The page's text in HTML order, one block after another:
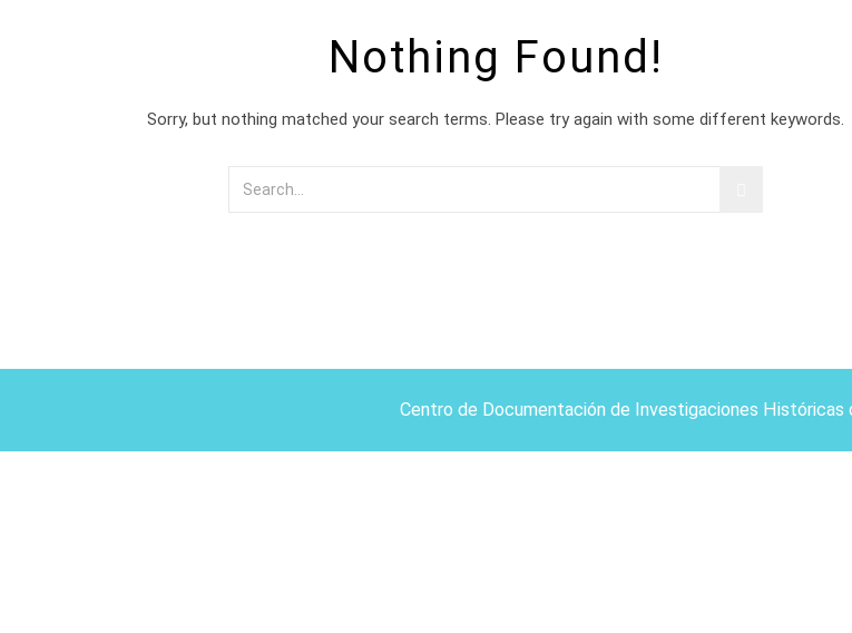
Nothing Found!
Sorry, but nothing matched your search terms. Please try again with some different keywords.
Centro de Documentación de Investigaciones